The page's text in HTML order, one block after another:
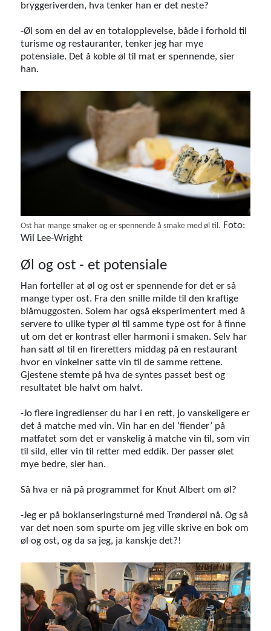
bryggeriverden, hva tenker han er det neste?
-Øl som en del av en totalopplevelse, både i forhold til
turisme og restauranter, tenker jeg har mye
potensiale. Det å koble øl til mat er spennende, sier
han.
Ost har mange smaker og er spennende å smake med øl til. Foto:
Wil Lee-Wright
Øl og ost - et potensiale
Han forteller at øl og ost er spennende for det er så
mange typer ost. Fra den snille milde til den kraftige
blåmuggosten. Solem har også eksperimentert med å
servere to ulike typer øl til samme type ost for å finne
ut om det er kontrast eller harmoni i smaken. Selv har
han satt øl til en fireretters middag på en restaurant
hvor en vinkelner satte vin til de samme rettene.
Gjestene stemte på hva de syntes passet best og
resultatet ble halvt om halvt.
-Jo flere ingredienser du har i en rett, jo vanskeligere er
det å matche med vin. Vin har en del ‘fiender’ på
matfatet som det er vanskelig å matche vin til, som vin
til sild, eller vin til retter med eddik. Der passer ølet
mye bedre, sier han.
Så hva er nå på programmet for Knut Albert om øl?
-Jeg er på boklanseringsturné med Trønderøl nå. Og så
var det noen som spurte om jeg ville skrive en bok om
øl og ost, og da sa jeg, ja kanskje det?!